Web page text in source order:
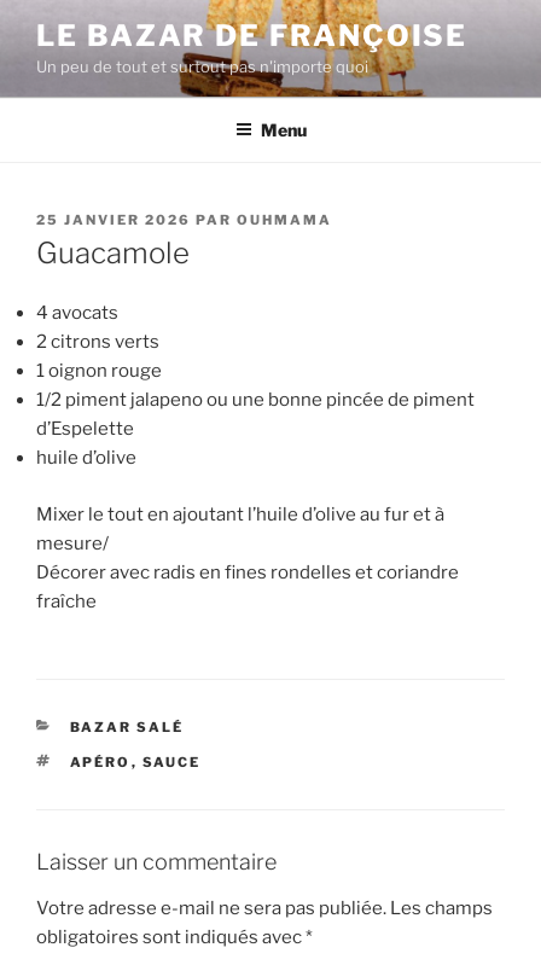
contenu
principal
LE BAZAR DE FRANÇOISE
Un peu de tout et surtout pas n'importe quoi
Menu
PUBLIÉ
LE
25 JANVIER 2026 PAR OUHMAMA
Guacamole
4 avocats
2 citrons verts
1 oignon rouge
1/2 piment jalapeno ou une bonne pincée de piment
d’Espelette
huile d’olive
Mixer le tout en ajoutant l’huile d’olive au fur et à
mesure/
Décorer avec radis en fines rondelles et coriandre
fraîche
CATÉGORIES
BAZAR SALÉ
ÉTIQUETTES
APÉRO , SAUCE
Laisser un commentaire
Votre adresse e-mail ne sera pas publiée. Les champs
obligatoires sont indiqués avec*